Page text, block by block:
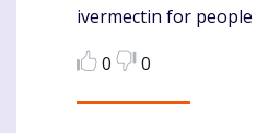
ivermectin for people
0
0